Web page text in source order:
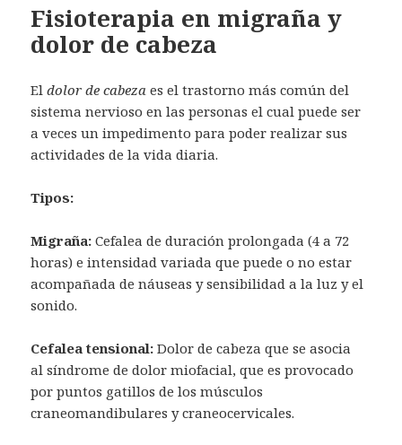
Fisioterapia en migraña y
dolor de cabeza
Eldolor de cabeza es el trastorno más común del
sistema nervioso en las personas el cual puede ser
a veces un impedimento para poder realizar sus
actividades de la vida diaria.
Tipos:
Migraña:Cefalea de duración prolongada (4 a 72
horas) e intensidad variada que puede o no estar
acompañada de náuseas y sensibilidad a la luz y el
sonido.
Cefalea tensional:Dolor de cabeza que se asocia
al síndrome de dolor miofacial, que es provocado
por puntos gatillos de los músculos
craneomandibulares y craneocervicales.